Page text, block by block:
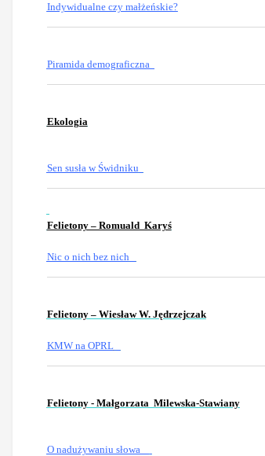
Indywidualne czy małżeńskie?
Piramida demograficzna
Ekologia
Sen susła w Świdniku
Felietony – Romuald Karyś
Nic o nich bez nich
Felietony – Wiesław W. Jędrzejczak
KMW na OPRL
Felietony - Małgorzata Milewska-Stawiany
O nadużywaniu słowa